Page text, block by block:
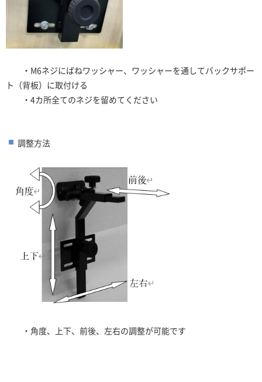
・M6ネジにばねワッシャー、ワッシャーを通してバックサポー
ト（背板）に取付ける
・4カ所全てのネジを留めてください
調整方法
・角度、上下、前後、左右の調整が可能です